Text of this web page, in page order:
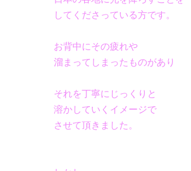
してくださっている方です。
お背中にその疲れや
溜まってしまったものがあり
それを丁寧にじっくりと
溶かしていくイメージで
させて頂きました。